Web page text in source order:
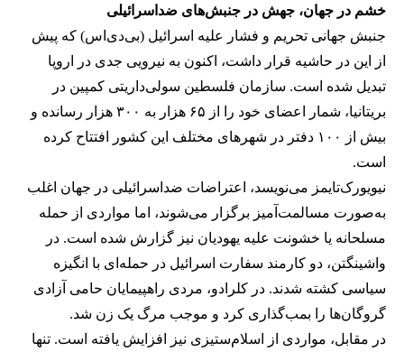
خشم در جهان، جهش در جنبش‌های ضداسرائیلی
جنبش جهانی تحریم و فشار علیه اسرائیل (بی‌دی‌اس) که پیش
از این در حاشیه قرار داشت، اکنون به نیرویی جدی در اروپا
تبدیل شده است. سازمان فلسطین سولی‌داریتی کمپین در
بریتانیا، شمار اعضای خود را از ۶۵ هزار به ۳۰۰ هزار رسانده و
بیش از ۱۰۰ دفتر در شهرهای مختلف این کشور افتتاح کرده
است.
نیویورک‌تایمز می‌نویسد، اعتراضات ضداسرائیلی در جهان اغلب
به‌صورت مسالمت‌آمیز برگزار می‌شوند، اما مواردی از حمله
مسلحانه یا خشونت علیه یهودیان نیز گزارش شده است. در
واشینگتن، دو کارمند سفارت اسرائیل در حمله‌ای با انگیزه
سیاسی کشته شدند. در کلرادو، مردی راهپیمایان حامی آزادی
گروگان‌ها را بمب‌گذاری کرد و موجب مرگ یک زن شد.
در مقابل، مواردی از اسلام‌ستیزی نیز افزایش یافته است. تنها